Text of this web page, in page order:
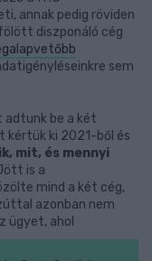
annak pedig röviden
diszponáló cég
sem
adtunk be a két
kértük ki 2021-ből és
mit, és mennyi
is a
mind a két cég,
azonban nem
ügyet, ahol